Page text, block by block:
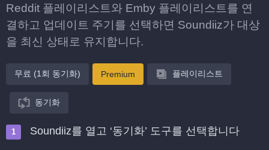
Reddit 플레이리스트와 Emby 플레이리스트를 연
결하고 업데이트 주기를 선택하면 Soundiiz가 대상
을 최신 상태로 유지합니다.
무료 (1회 동기화) Premium 플레이리스트
동기화
Soundiiz를 열고 ‘동기화’ 도구를 선택합니다